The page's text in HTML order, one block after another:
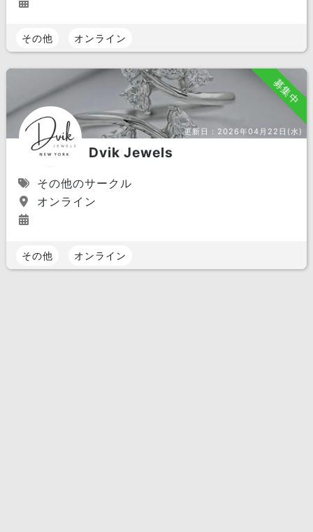
その他 オンライン
募集中
更新日： 2026年04月22日(水)
Dvik Jewels
その他のサークル
オンライン
その他 オンライン